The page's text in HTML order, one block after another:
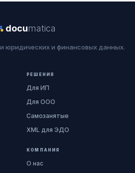
documatica
юридических и финансовых данных.
РЕШЕНИЯ
Для ИП
Для ООО
Самозанятые
XML для ЭДО
КОМПАНИЯ
О нас